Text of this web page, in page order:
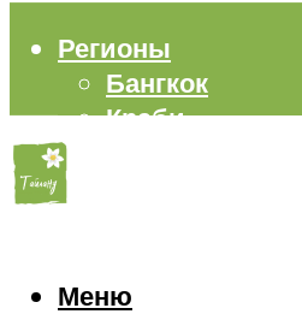
Регионы
Бангкок
Краби
Еда
Меню